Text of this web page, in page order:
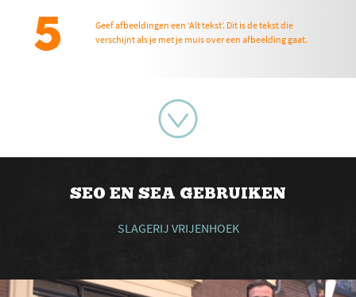
5
Geef afbeeldingen een ‘Alt tekst’. Dit is de tekst die
verschijnt als je met je muis over een afbeelding gaat.
SEO EN SEA GEBRUIKEN
SLAGERIJ VRIJENHOEK